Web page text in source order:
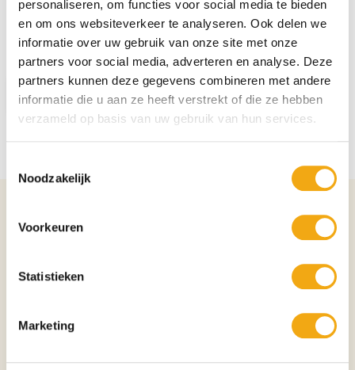
personaliseren, om functies voor social media te bieden
en om ons websiteverkeer te analyseren. Ook delen we
informatie over uw gebruik van onze site met onze
partners voor social media, adverteren en analyse. Deze
partners kunnen deze gegevens combineren met andere
informatie die u aan ze heeft verstrekt of die ze hebben
verzameld op basis van uw gebruik van hun services.
Noodzakelijk
Voorkeuren
Statistieken
Marketing
Verstuur met luxe cadeaukist +€ 7,00
Aantal
In winkelwagen
Spaanse allemansvriend die gemaakt is van de Spaanse Airen druif. In de
neus en mond citrustonen in combinatie met groene appels.
Groengeel in de kleur met geuren als citroen, grapefruit en peer. Een
mooie balans in het fruit en de zuren.